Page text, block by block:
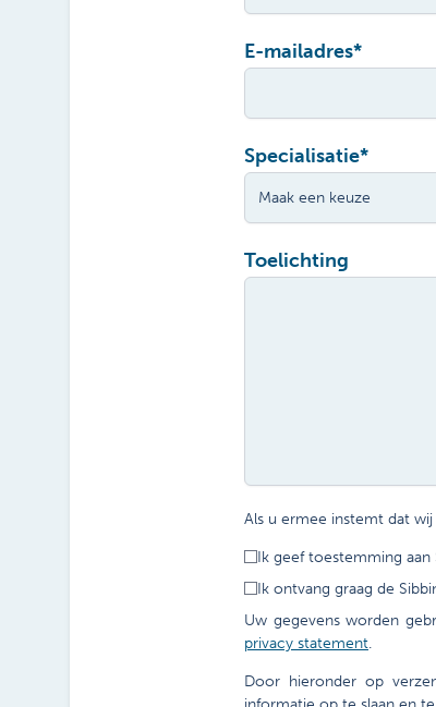
E-mailadres*
Specialisatie*
Toelichting
Als u ermee instemt dat
Ik geef toestemming aan
Ik ontvang graag de
Uw gegevens worden
privacy statement.
Door hieronder op